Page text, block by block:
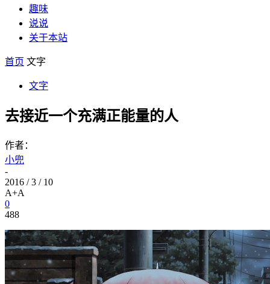
趣味
说说
关于本站
首页 文字
文字
去接近一个充满正能量的人
作者：
小兜
-
2016 / 3 / 10
A+A
0
488